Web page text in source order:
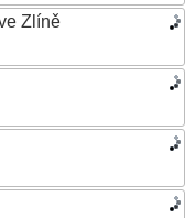
Zlíně